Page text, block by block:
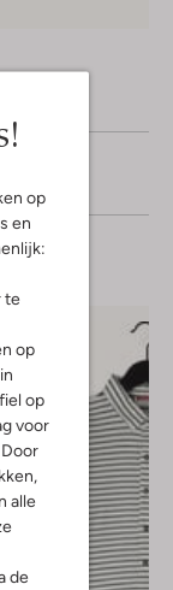
op
en
te
op
op
voor
alle
de